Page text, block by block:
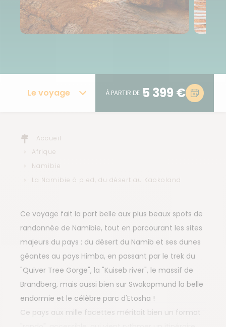
Le voyage À PARTIR DE 5 399 €
Accueil
Afrique
Namibie
La Namibie à pied, du désert au Kaokoland
Ce voyage fait la part belle aux plus beaux spots de
randonnée de Namibie, tout en parcourant les sites
majeurs du pays : du désert du Namib et ses dunes
géantes au pays Himba, en passant par le trek du
"Quiver Tree Gorge", la "Kuiseb river", le massif de
Brandberg, mais aussi bien sur Swakopmund la belle
endormie et le célèbre parc d'Etosha !
Ce pays aux mille facettes méritait bien un format